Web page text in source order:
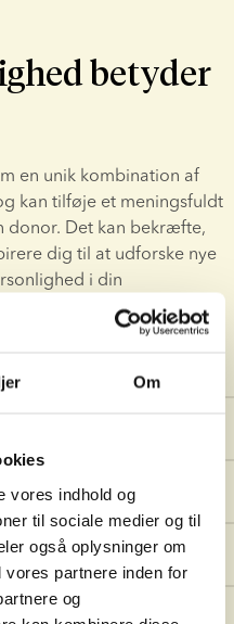
Om
vores indhold og
til sociale medier og til
også oplysninger om
partnere inden for
og
betyder
en unik kombination af
kan tilføje et meningsfuldt
donor. Det kan bekræfte,
dig til at udforske nye
i din
ud over fysiske
Myers-Briggs
eksakt videnskab, er det
måde at anskue
i testen?
forslag af donorer inden
ikke gemt, delt eller knyttet
på din donor-liste,
spørgsmålene og se
på normal vis?